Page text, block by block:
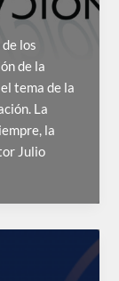
los
de la
tema de la
La
la
Julio